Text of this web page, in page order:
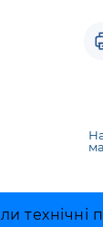
технічні